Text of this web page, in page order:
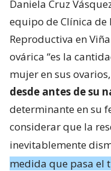
Daniela Cruz
equipo de Clínica
Reproductiva en
ovárica “es la
mujer en sus
desde antes de su
determinante en su
considerar que la
inevitablemente
medida que pasa el